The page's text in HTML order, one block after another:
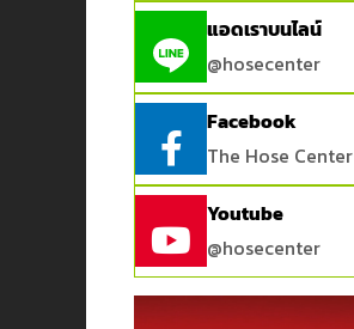
แอดเราบนไลน์
@hosecenter
Facebook
The Hose Center
Youtube
@hosecenter